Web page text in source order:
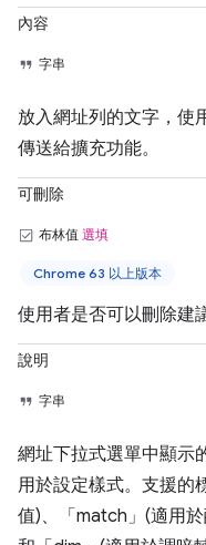
內容
字串
放入網址列的文字，使
傳送給擴充功能。
可刪除
布林值 選填
Chrome 63 以上版本
使用者是否可以刪除建
說明
字串
網址下拉式選單中顯示
用於設定樣式。支援的
值)、「match」(適用